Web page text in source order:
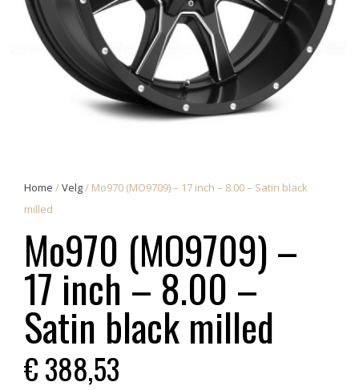
Home /Velg/ Mo970 (MO9709) – 17 inch – 8.00 – Satin black
milled
Mo970 (MO9709) –
17 inch – 8.00 –
Satin black milled
€388,53